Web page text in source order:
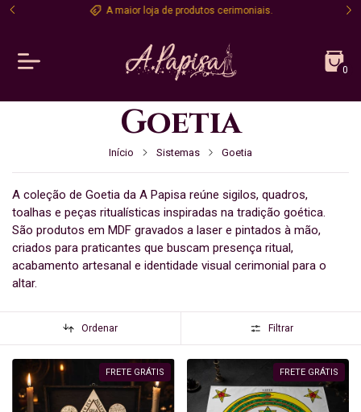
A maior loja de produtos cerimoniais.
0
Goetia
Início Sistemas Goetia
A coleção de Goetia da A Papisa reúne sigilos, quadros,
toalhas e peças ritualísticas inspiradas na tradição goética.
São produtos em MDF gravados a laser e pintados à mão,
criados para praticantes que buscam presença ritual,
acabamento artesanal e identidade visual cerimonial para o
altar.
Ordenar Filtrar
FRETE GRÁTIS FRETE GRÁTIS